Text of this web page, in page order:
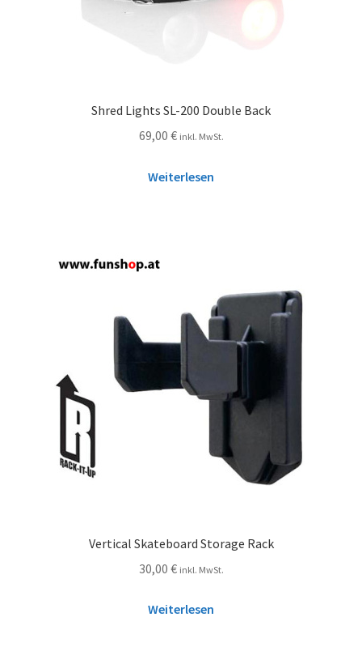
Shred Lights SL-200 Double Back
69,00 € inkl. MwSt.
Weiterlesen
Vertical Skateboard Storage Rack
30,00 € inkl. MwSt.
Weiterlesen